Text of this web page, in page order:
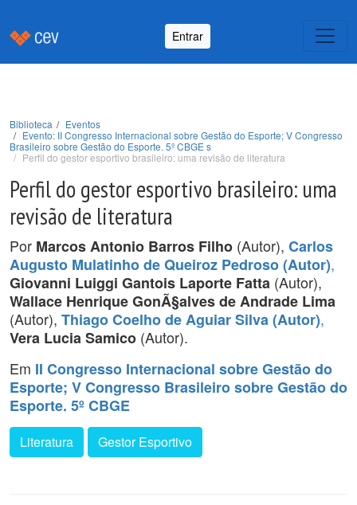
Entrar
Biblioteca
Eventos
Evento: II Congresso Internacional sobre Gestão do Esporte; V Congresso
Brasileiro sobre Gestão do Esporte. 5º CBGE s
Perfil do gestor esportivo brasileiro: uma revisão de literatura
Perfil do gestor esportivo brasileiro: uma
revisão de literatura
Por Marcos Antonio Barros Filho (Autor), Carlos
Augusto Mulatinho de Queiroz Pedroso (Autor),
Giovanni Luiggi Gantois Laporte Fatta (Autor),
Wallace Henrique GonÃ§alves de Andrade Lima
(Autor), Thiago Coelho de Aguiar Silva (Autor),
Vera Lucia Samico (Autor).
Em II Congresso Internacional sobre Gestão do
Esporte; V Congresso Brasileiro sobre Gestão do
Esporte. 5º CBGE
Literatura Gestor Esportivo